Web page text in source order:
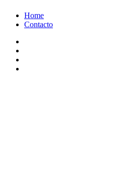
Home
Contacto